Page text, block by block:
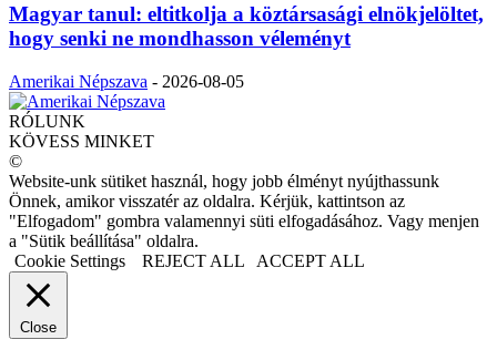
Magyar tanul: eltitkolja a köztársasági elnökjelöltet,
hogy senki ne mondhasson véleményt
Amerikai Népszava - 2026-08-05
RÓLUNK
KÖVESS MINKET
©
Website-unk sütiket használ, hogy jobb élményt nyújthassunk
Önnek, amikor visszatér az oldalra. Kérjük, kattintson az
"Elfogadom" gombra valamennyi süti elfogadásához. Vagy menjen
a "Sütik beállítása" oldalra.
Cookie Settings
REJECT ALL ACCEPT ALL
Close